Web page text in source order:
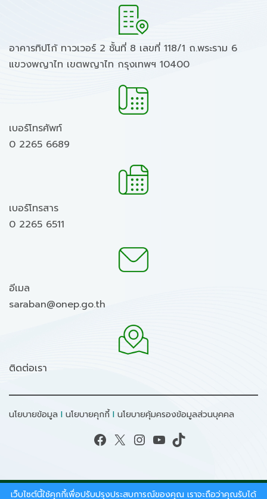
อาคารทิปโก้ ทาวเวอร์ 2 ชั้นที่ 8 เลขที่ 118/1 ถ.พระราม 6
แขวงพญาไท เขตพญาไท กรุงเทพฯ 10400
เบอร์โทรศัพท์
0 2265 6689
เบอร์โทรสาร
0 2265 6511
อีเมล
saraban@onep.go.th
ติดต่อเรา
นโยบายข้อมูล I นโยบายคุกกี้ I นโยบายคุ้มครองข้อมูลส่วนบุคคล
Facebook X Instagram YouTube TikTok
เว็บไซต์นี้ใช้คุกกี้เพื่อปรับปรุงประสบการณ์ของคุณ เราจะถือว่าคุณรับได้